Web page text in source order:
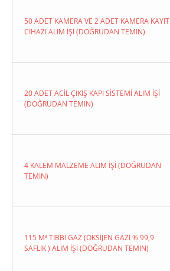
50 ADET KAMERA VE 2 ADET KAMERA KAYIT
CİHAZI ALIM İŞİ (DOĞRUDAN TEMIN)
20 ADET ACİL ÇIKIŞ KAPI SİSTEMİ ALIM İŞİ
(DOĞRUDAN TEMIN)
4 KALEM MALZEME ALIM İŞİ (DOĞRUDAN
TEMIN)
115 M³ TIBBİ GAZ (OKSİJEN GAZI % 99,9
SAFLIK ) ALIM İŞİ (DOĞRUDAN TEMIN)